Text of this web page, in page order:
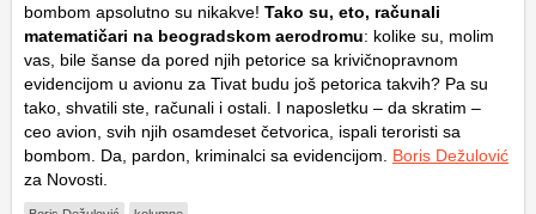
bombom apsolutno su nikakve! Tako su, eto, računali
matematičari na beogradskom aerodromu: kolike su, molim
vas, bile šanse da pored njih petorice sa krivičnopravnom
evidencijom u avionu za Tivat budu još petorica takvih? Pa su
tako, shvatili ste, računali i ostali. I naposletku – da skratim –
ceo avion, svih njih osamdeset četvorica, ispali teroristi sa
bombom. Da, pardon, kriminalci sa evidencijom. Boris Dežulović
za Novosti.